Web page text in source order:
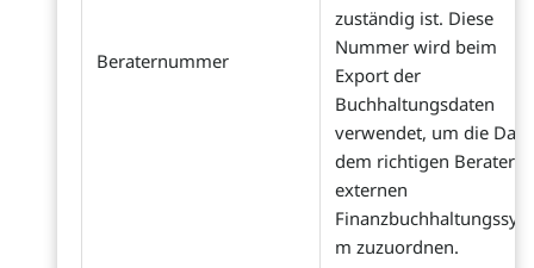
Beraternummer
zuständig ist. Diese
Nummer wird beim
Export der
Buchhaltungsdaten
verwendet, um die
dem richtigen Berater
externen
m zuzuordnen.